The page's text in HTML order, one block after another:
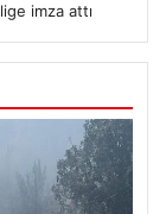
imza attı